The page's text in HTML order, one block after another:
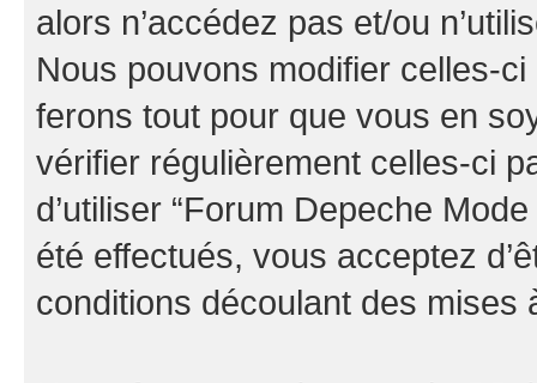
alors n’accédez pas et/ou
Nous pouvons modifier celles-
ferons tout pour que vous en
vérifier régulièrement celles-ci
d’utiliser “Forum Depeche
été effectués, vous acceptez
conditions découlant des mises